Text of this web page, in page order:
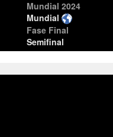
Mundial 2024
Mundial
Fase Final
Semifinal